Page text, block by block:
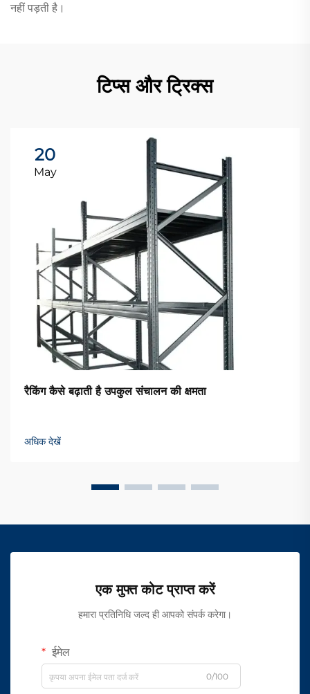
नहीं पड़ती है।
टिप्स और ट्रिक्स
20
May
रैकिंग कैसे बढ़ाती है उपकुल संचालन की क्षमता
अधिक देखें
एक मुफ्त कोट प्राप्त करें
हमारा प्रतिनिधि जल्द ही आपको संपर्क करेगा।
ईमेल
0/100